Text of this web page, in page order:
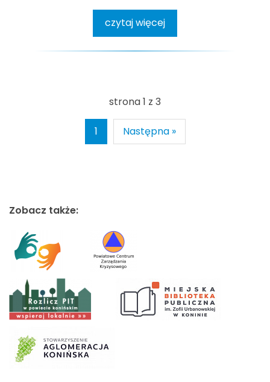
czytaj więcej
strona 1 z 3
1 Następna »
Zobacz także: